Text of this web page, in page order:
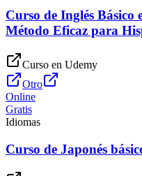
Curso de Inglés
Método Eficaz para
Curso en Udemy
Otro
Online
Gratis
Idiomas
Curso de Japonés